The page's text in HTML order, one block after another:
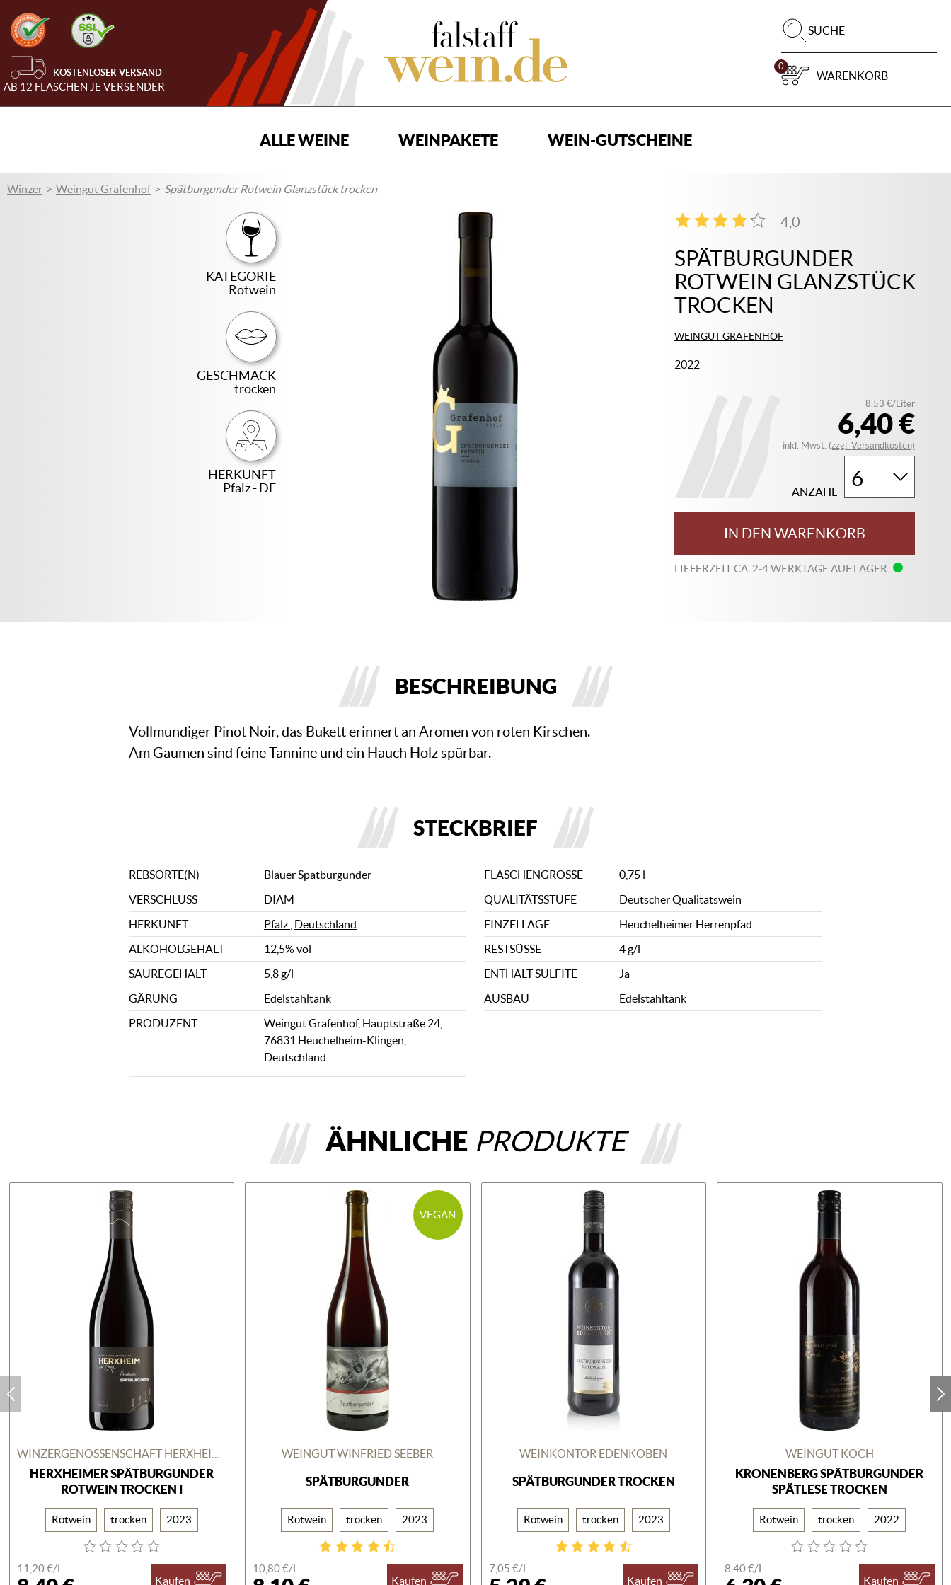
KOSTENLOSER VERSAND
AB 12 FLASCHEN JE VERSENDER
SUCHE
0
WARENKORB
ALLE WEINE WEINPAKETE WEIN-GUTSCHEINE
Winzer Weingut Grafenhof Spätburgunder Rotwein Glanzstück trocken
KATEGORIE
Rotwein
GESCHMACK
trocken
HERKUNFT
Pfalz - DE
SPÄTBURGUNDER
ROTWEIN GLANZSTÜCK
TROCKEN
WEINGUT GRAFENHOF
2022
4,0
4
6,40 €
8,53 €/Liter
inkl. Mwst. (zzgl. Versandkosten)
ANZAHL
IN DEN WARENKORB
LIEFERZEIT CA. 2-4 WERKTAGE AUF LAGER
BESCHREIBUNG
Vollmundiger Pinot Noir, das Bukett erinnert an Aromen von roten Kirschen.
Am Gaumen sind feine Tannine und ein Hauch Holz spürbar.
STECKBRIEF
REBSORTE(N) Blauer Spätburgunder FLASCHENGRÖSSE
0,75 l
VERSCHLUSS
DIAM QUALITÄTSSTUFE
Deutscher Qualitätswein
HERKUNFT
Pfalz Deutschland EINZELLAGE
Heuchelheimer Herrenpfad
ALKOHOLGEHALT
12,5% vol RESTSÜSSE
4 g/l
SÄUREGEHALT
5,8 g/l ENTHÄLT SULFITE
Ja
GÄRUNG
Edelstahltank AUSBAU
Edelstahltank
PRODUZENT
Weingut Grafenhof, Hauptstraße 24,
76831 Heuchelheim-Klingen,
Deutschland
ÄHNLICHE PRODUKTE
HERXHEIMER SPÄTBURGUNDER
ROTWEIN TROCKEN I
Rotwein trocken 2023
11,20 €/L
Kaufen
VEGAN
WEINGUT WINFRIED SEEBER
SPÄTBURGUNDER
Rotwein trocken 2023
10,80 €/L
Kaufen
WEINKONTOR EDENKOBEN
SPÄTBURGUNDER TROCKEN
Rotwein trocken 2023
7,05 €/L
Kaufen
WEINGUT KOCH
KRONENBERG SPÄTBURGUNDER
SPÄTLESE TROCKEN
Rotwein trocken 2022
8,40 €/L
Kaufen